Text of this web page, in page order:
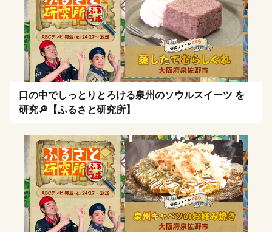
口の中でしっとりとろける泉州のソウルスイーツ を
研究🔎【ふるさと研究所】